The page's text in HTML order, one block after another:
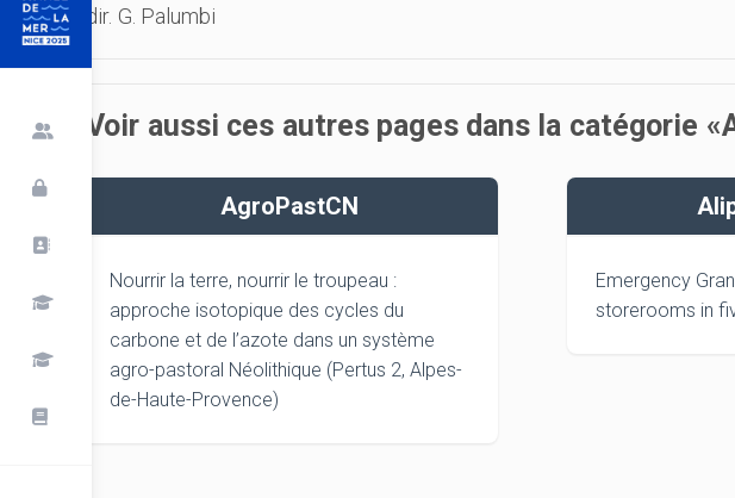
dir. G. Palumbi
Voir aussi ces autres pages dans la catégorie
AgroPastCN
Nourrir la terre, nourrir le troupeau :
approche isotopique des cycles du
carbone et de l’azote dans un système
agro-pastoral Néolithique (Pertus 2, Alpes-
de-Haute-Provence)
Emergency
storerooms in